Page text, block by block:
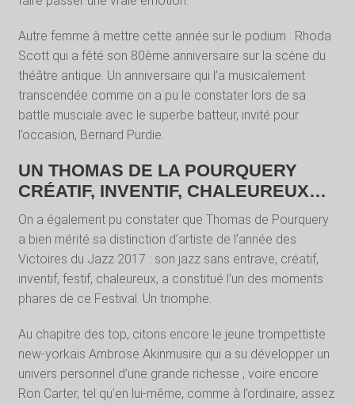
Autre femme à mettre cette année sur le podium : Rhoda
Scott qui a fêté son 80ème anniversaire sur la scène du
théâtre antique. Un anniversaire qui l’a musicalement
transcendée comme on a pu le constater lors de sa
battle musciale avec le superbe batteur, invité pour
l’occasion, Bernard Purdie.
UN THOMAS DE LA POURQUERY
CRÉATIF, INVENTIF, CHALEUREUX…
On a également pu constater que Thomas de Pourquery
a bien mérité sa distinction d’artiste de l’année des
Victoires du Jazz 2017 : son jazz sans entrave, créatif,
inventif, festif, chaleureux, a constitué l’un des moments
phares de ce Festival. Un triomphe.
Au chapitre des top, citons encore le jeune trompettiste
new-yorkais Ambrose Akinmusire qui a su développer un
univers personnel d’une grande richesse ; voire encore
Ron Carter, tel qu’en lui-même, comme à l’ordinaire, assez